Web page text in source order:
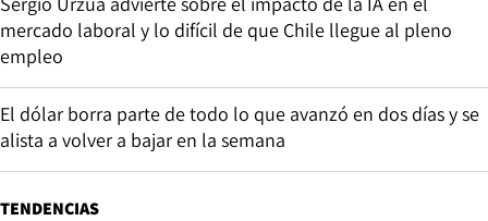
mercado laboral y lo difícil de que Chile llegue al pleno
empleo
El dólar borra parte de todo lo que avanzó en dos días y se
alista a volver a bajar en la semana
TENDENCIAS